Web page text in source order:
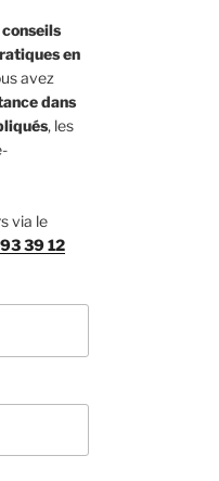
conseils
en
avez
dans
, les
via le
39 12